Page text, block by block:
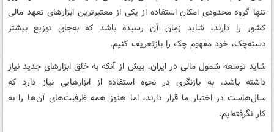
تنها گروه محدودی امکان استفاده از یکی از معتبرترین ابزارهای تعهد مالی
کشور را دارند، شاید زمان آن رسیده باشد که به‌جای توزیع بیشتر
دسته‌چک، خود مفهوم چک را بازتعریف کنیم.
شاید توسعه شمول مالی در ایران، بیش از آنکه به خلق ابزارهای جدید نیاز
داشته باشد، به بازنگری در نحوه استفاده از ابزارهایی نیاز دارد که
سال‌هاست در اختیار ما قرار دارند، اما هنوز همه ظرفیت‌های آن‌ها را به
کار نگرفته‌ایم.